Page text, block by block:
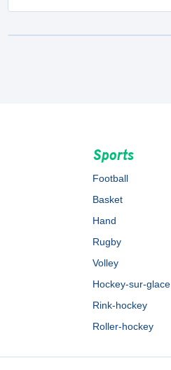
Sports
Football
Basket
Hand
Rugby
Volley
Hockey-sur-glace
Rink-hockey
Roller-hockey